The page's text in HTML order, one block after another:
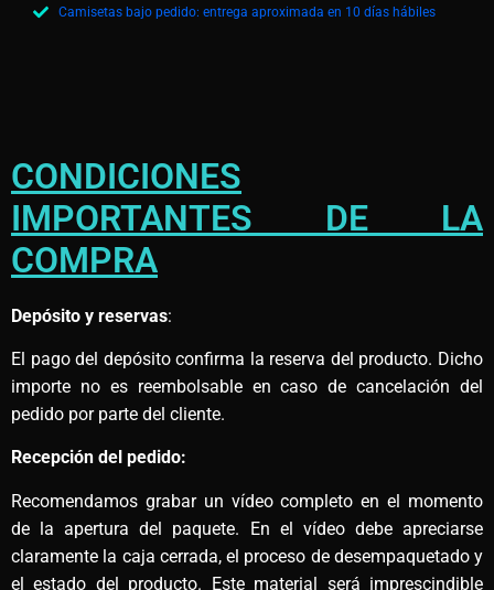
Camisetas bajo pedido: entrega aproximada en 10 días hábiles
CONDICIONES
IMPORTANTES DE LA
COMPRA
Depósito y reservas:
El pago del depósito confirma la reserva del producto. Dicho
importe no es reembolsable en caso de cancelación del
pedido por parte del cliente.
Recepción del pedido:
Recomendamos grabar un vídeo completo en el momento
de la apertura del paquete. En el vídeo debe apreciarse
claramente la caja cerrada, el proceso de desempaquetado y
el estado del producto. Este material será imprescindible